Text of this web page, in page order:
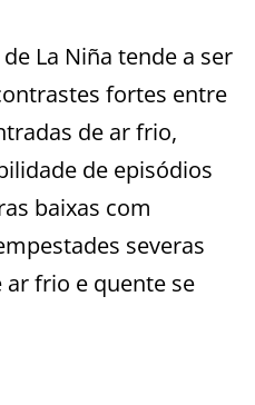
La Niña tende a ser
fortes entre
de ar frio,
de episódios
baixas com
severas
ar frio e quente se